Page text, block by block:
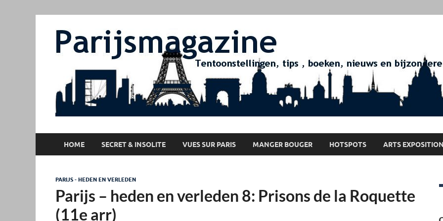
HOME SECRET & INSOLITE VUES SUR PARIS MANGER BOUGER HOTSPOTS ARTS
PARIJS - HEDEN EN VERLEDEN
Parijs – heden en verleden 8: Prisons de la Roquette
(11e arr)